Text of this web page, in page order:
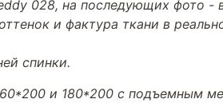
028, на последующих фото
и фактура ткани в
спинки.
и 180*200 с подъемным